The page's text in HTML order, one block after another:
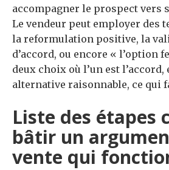
accompagner le prospect vers
Le vendeur peut employer des
la reformulation positive, la
d’accord, ou encore « l’option
deux choix où l’un est l’accord,
alternative raisonnable, ce qui
Liste des étapes
bâtir un
vente qui